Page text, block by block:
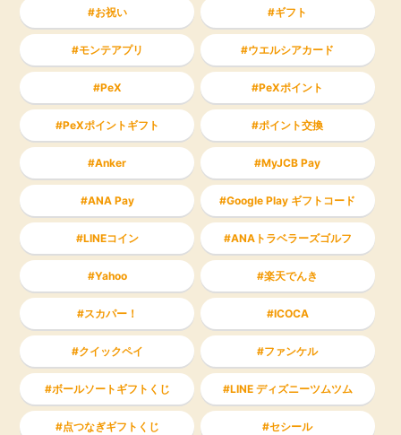
お祝い ギフト
モンテアプリ ウエルシアカード
PeX PeXポイント
PeXポイントギフト ポイント交換
Anker MyJCB Pay
ANA Pay Google Play ギフトコード
LINEコイン ANAトラベラーズゴルフ
Yahoo 楽天でんき
スカパー！ ICOCA
クイックペイ ファンケル
ボールソートギフトくじ LINE ディズニーツムツム
点つなぎギフトくじ セシール